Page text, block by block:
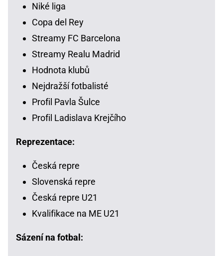
Niké liga
Copa del Rey
Streamy FC Barcelona
Streamy Realu Madrid
Hodnota klubů
Nejdražší fotbalisté
Profil Pavla Šulce
Profil Ladislava Krejčího
Reprezentace:
Česká repre
Slovenská repre
Česká repre U21
Kvalifikace na ME U21
Sázení na fotbal: